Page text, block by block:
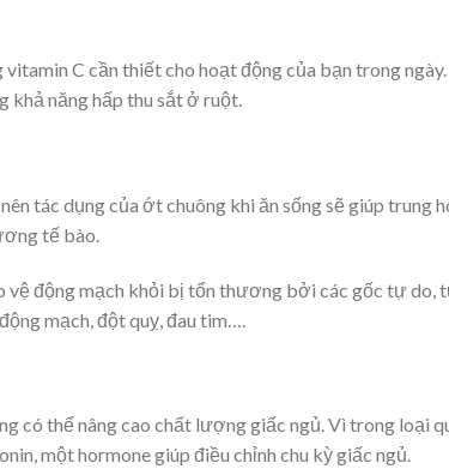
C cần thiết cho hoạt động của bạn trong ngày.
khả năng hấp thu sắt ở ruột.
tác dụng của ớt chuông khi ăn sống sẽ giúp trung
tế bào.
vệ động mạch khỏi bị tổn thương bởi các gốc tự do,
mạch, đột quỵ, đau tim….
có thể nâng cao chất lượng giấc ngủ. Vì trong loại
một hormone giúp điều chỉnh chu kỳ giấc ngủ.